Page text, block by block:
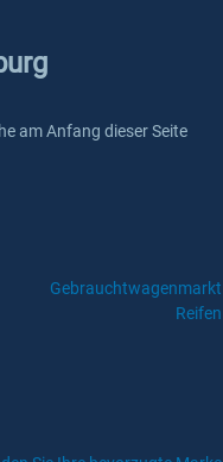
am Anfang dieser Seite
Gebrauchtwagenmarkt
Reifen